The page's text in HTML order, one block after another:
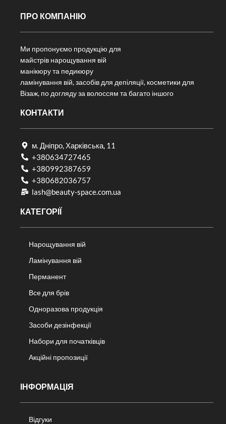
ПРО КОМПАНІЮ
Ми пропонуємо продукцію для
майстрів нарощування вій
манікюру та педикюру
ламінування вій, засобів для депіляції, косметики для
Візаж, по догляду за волоссям та багато іншого
КОНТАКТИ
м. Дніпро, Харківська, 11
+380634727465
+380992387659
+380682036757​
lash@beauty-space.com.ua
КАТЕГОРІЇ
Нарощування вій
Ламінування вій
Перманент
Все для брів
Одноразова продукція
Засоби дезінфекції
Набори для початківців
Акційні пропозиції
ІНФОРМАЦІЯ
Відгуки